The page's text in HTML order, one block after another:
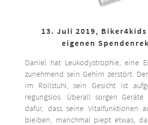
13. Juli 2019,
eigenen
Daniel hat Leukodystrophie, eine
zunehmend sein Gehirn zerstört.
im Rollstuhl, sein Gesicht ist
regungslos. Überall sorgen Geräte
dafür, dass seine Vitalfunktionen
bleiben, manchmal piept etwas,